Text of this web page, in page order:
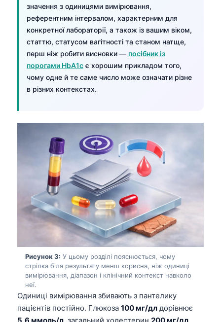
значення з одиницями вимірювання,
референтним інтервалом, характерним для
конкретної лабораторії, а також із вашим віком,
статтю, статусом вагітності та станом натще,
перш ніж робити висновки — посібник із
порогами HbA1c є хорошим прикладом того,
чому одне й те саме число може означати різне
в різних контекстах.
Рисунок 3: У цьому розділі пояснюється, чому
стрілка біля результату менш корисна, ніж одиниці
вимірювання, діапазон і клінічний контекст навколо
неї.
Одиниці вимірювання збивають з пантелику
пацієнтів постійно. Глюкоза 100 мг/дл дорівнює
5,6 ммоль/л, загальний холестерин 200 мг/дл